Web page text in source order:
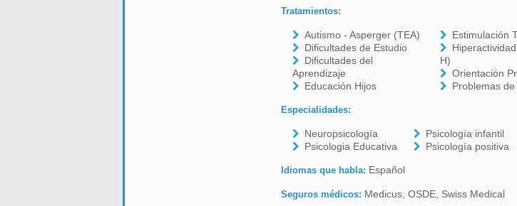
Tratamientos:
Autismo - Asperger (TEA)
Dificultades de Estudio
Dificultades del
Aprendizaje
Educación Hijos
Estimulación
H)
Orientación
Problemas
Especialidades:
Neuropsicología
Psicologia Educativa
Psicología infantil
Psicología positiva
Idiomas que habla: Español
Seguros médicos: Medicus, OSDE, Swiss Medical